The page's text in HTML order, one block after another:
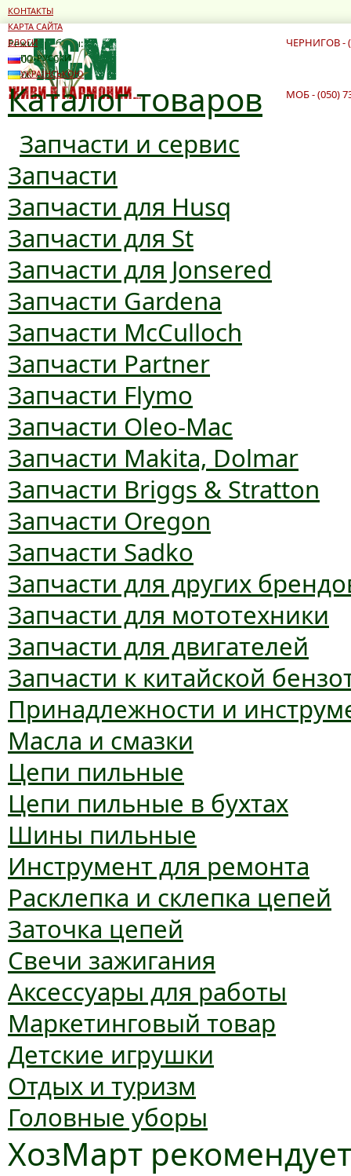
Режим работы:
10:00 - 19:00
10:00 - 16:00
ЧЕРНИГОВ -
Каталог товаров
Запчасти и сервис
Запчасти
Запчасти для Husq
Запчасти для St
Запчасти для Jonsered
Запчасти Gardena
Запчасти McCulloch
Запчасти Partner
Запчасти Flymo
Запчасти Oleo-Mac
Запчасти Makita, Dolmar
Запчасти Briggs & Stratton
Запчасти Oregon
Запчасти Sadko
Запчасти для других
Запчасти для мототехники
Запчасти для двигателей
Запчасти к китайской
Принадлежности и
Масла и смазки
Цепи пильные
Цепи пильные в бухтах
Шины пильные
Инструмент для ремонта
Расклепка и склепка цепей
Заточка цепей
Свечи зажигания
Аксессуары для работы
Маркетинговый товар
Детские игрушки
Отдых и туризм
Головные уборы
ХозМарт рекомендует
МОБ - (050)
КОНТАКТЫ
КАРТА САЙТА
БЛОГИ
ПО-РУССКИ
УКРАЇНСЬКОЮ